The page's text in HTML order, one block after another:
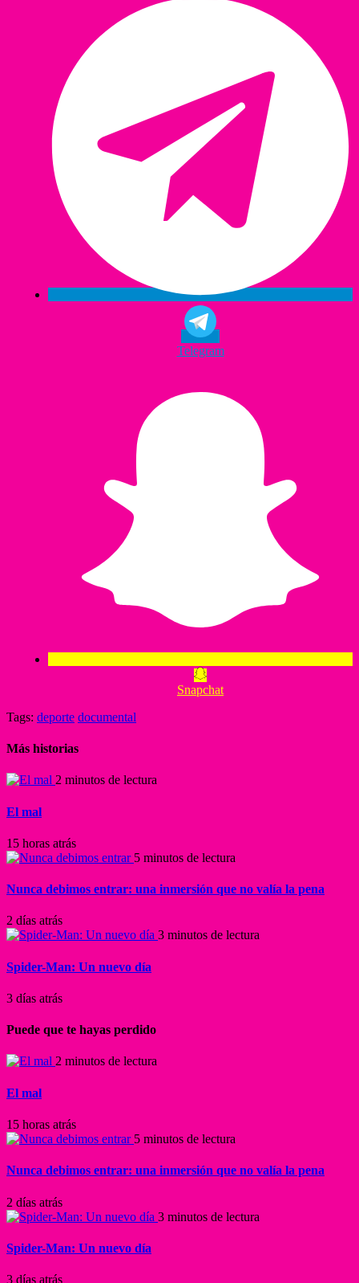
Telegram
Snapchat
Tags: deporte documental
Más historias
2 minutos de lectura
El mal
15 horas atrás
5 minutos de lectura
Nunca debimos entrar: una inmersión que no valía la pena
2 días atrás
3 minutos de lectura
Spider-Man: Un nuevo día
3 días atrás
Puede que te hayas perdido
2 minutos de lectura
El mal
15 horas atrás
5 minutos de lectura
Nunca debimos entrar: una inmersión que no valía la pena
2 días atrás
3 minutos de lectura
Spider-Man: Un nuevo día
3 días atrás